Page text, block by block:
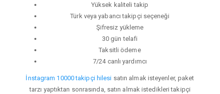
Yüksek kaliteli takip
Türk veya yabancı takipçi seçeneği
Şifresiz yükleme
30 gün telafi
Taksitli ödeme
7/24 canlı yardımcı
İnstagram 10000 takipçi hilesi satın almak isteyenler, paket
tarzı yaptıktan sonrasında, satın almak istedikleri takipçi